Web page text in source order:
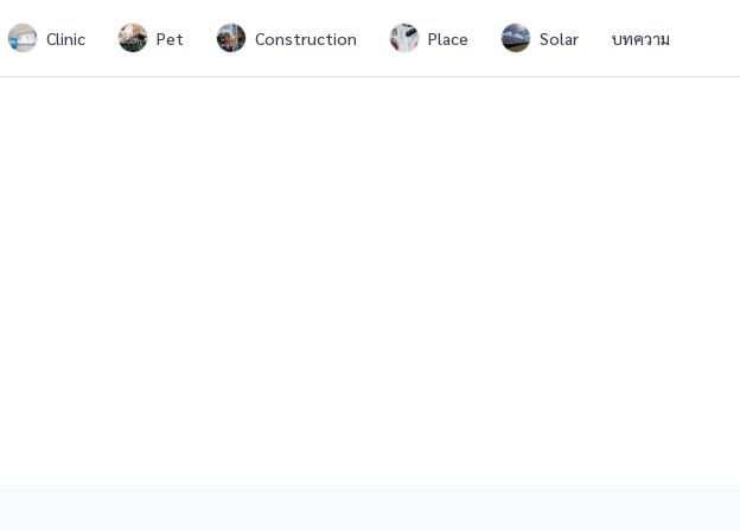
Clinic Pet Construction Place Solar บทความ